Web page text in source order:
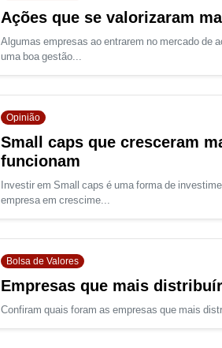
Ações que se valorizaram
Algumas empresas ao entrarem no mercado de
uma boa gestão...
Opinião
Small caps que cresceram
funcionam
Investir em Small caps é uma forma de
empresa em crescime...
Bolsa de Valores
Empresas que mais
Confiram quais foram as empresas que mais